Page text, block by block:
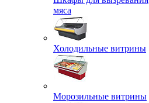
мяса
Холодильные витрины
Морозильные витрины